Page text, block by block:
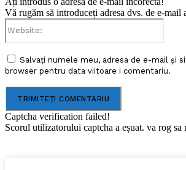
Vă rugăm să introduceți adresa dvs. de e-mail
Salvați numele meu, adresa de e-mail și
browser pentru data viitoare i comentariu.
Captcha verification failed!
Scorul utilizatorului captcha a eșuat. va rog sa